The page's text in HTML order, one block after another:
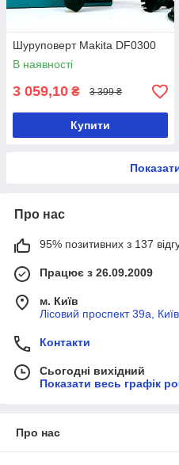
Шуруповерт Makita DF0300
В наявності
3 059,10 ₴ 3 399 ₴
Купити
Про нас
95% позитивних з 137
Працює з 26.09.2009
м. Київ
Лісовий проспект 39а,
Контакти
Сьогодні вихідний
Показати весь графік
Про нас